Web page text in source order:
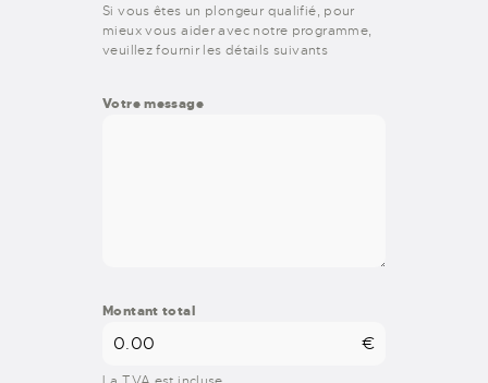
Si vous êtes un plongeur qualifié, pour
mieux vous aider avec notre programme,
veuillez fournir les détails suivants
Votre message
Montant total
€